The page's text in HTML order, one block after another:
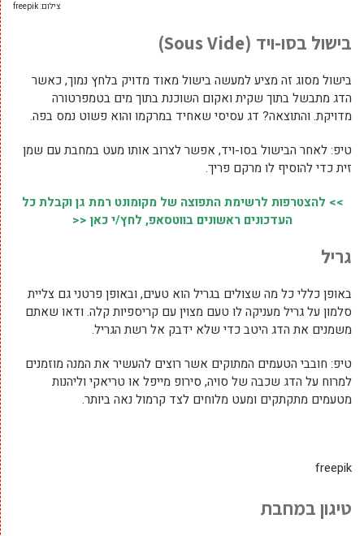
צילום: freepik
בישול בסו-ויד (Sous Vide
)
בישול מסוג זה מציע למעשה בישול מאוד מדויק בלחץ נמוך, כאשר
הדג מתבשל בתוך שקית ואקום השוכנת בתוך מים בטמפרטורה
מדויקת. והתוצאה? דג עסיסי שאחיד במרקמו והוא פשוט נמס בפה.
טיפ: לאחר הבישול בסו-ויד, אפשר לצרוב אותו מעט במחבת עם שמן
זית כדי להוסיף לו מרקם פריך.
>> להצטרפות לרשימת התפוצה של מקומונט רמת גן וקבלת כל
העדכונים ראשונים בווטסאפ, לחץ/י כאן <<
גריל
באופן כללי כל מה שצולים בגריל הוא טעים, ובאופן פרטני גם צליית
סלמון על גריל מעניקה לו טעם מצוין עם קריספיות קלה. ודאו שאתם
משמנים את הדג היטב כדי שלא ידבק אל רשת הגריל.
טיפ: חובבי הטעמים המתוקים אשר רוצים להעשיר את המנה מוזמנים
למרוח על הדג שכבה של סויה, סירופ מייפל או טריאקי וליהנות
מטעמים מתקתקים ומעט מלוחים לצד קרמול נאה ביותר.
freepik
טיגון במחבת